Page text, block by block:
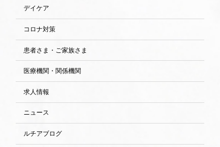
デイケア
コロナ対策
患者さま・ご家族さま
医療機関・関係機関
求人情報
ニュース
ルチアブログ